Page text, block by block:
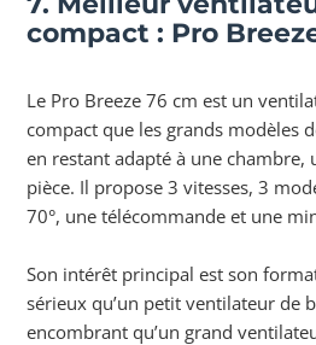
compact : Pro
Le Pro Breeze 76 cm est un
compact que les grands modèles
en restant adapté à une
pièce. Il propose 3 vitesses, 3
70°, une télécommande et une
Son intérêt principal est son
sérieux qu’un petit ventilateur de
encombrant qu’un grand